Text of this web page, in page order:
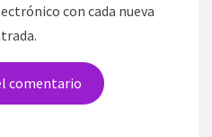
con cada nueva